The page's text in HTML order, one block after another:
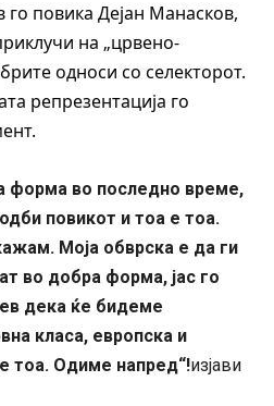
го повика Дејан Манасков,
на „црвено-
односи со селекторот.
репрезентација го
форма во последно време,
повикот и тоа е тоа.
Моја обврска е да ги
во добра форма, јас го
дека ќе бидеме
класа, европска и
тоа. Одиме напред“!изјави